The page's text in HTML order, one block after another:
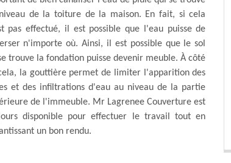
de la toiture de la maison. En fait, si cela
pas effectué, il est possible que l'eau puisse de
n'importe où. Ainsi, il est possible que le sol
trouve la fondation puisse devenir meuble. À côté
la gouttière permet de limiter l'apparition des
et des infiltrations d'eau au niveau de la partie
de l'immeuble. Mr Lagrenee Couverture est
disponible pour effectuer le travail tout en
un bon rendu.